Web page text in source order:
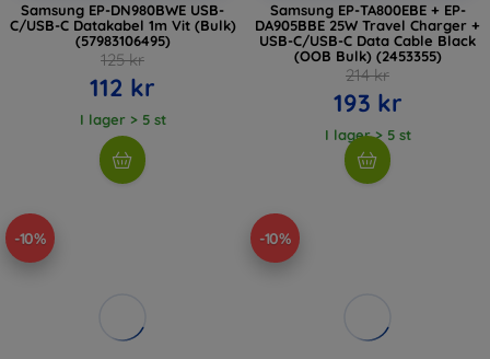
Samsung EP-DN980BWE USB-
C/USB-C Datakabel 1m Vit (Bulk)
(57983106495)
125 kr
112 kr
I lager > 5 st
Samsung EP-TA800EBE + EP-
DA905BBE 25W Travel Charger +
USB-C/USB-C Data Cable Black
(OOB Bulk) (2453355)
214 kr
193 kr
I lager > 5 st
-10% -10%